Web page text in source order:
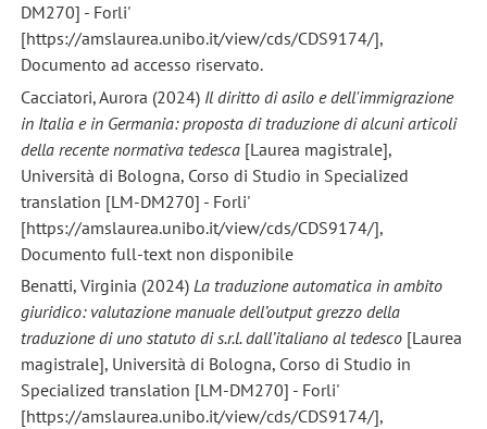
DM270] - Forli'
[https://amslaurea.unibo.it/view/cds/CDS9174/],
Documento ad accesso riservato.
Cacciatori, Aurora (2024) Il diritto di asilo e dell'immigrazione
in Italia e in Germania: proposta di traduzione di alcuni articoli
della recente normativa tedesca [Laurea magistrale],
Università di Bologna, Corso di Studio in Specialized
translation [LM-DM270] - Forli'
[https://amslaurea.unibo.it/view/cds/CDS9174/],
Documento full-text non disponibile
Benatti, Virginia (2024) La traduzione automatica in ambito
giuridico: valutazione manuale dell’output grezzo della
traduzione di uno statuto di s.r.l. dall’italiano al tedesco [Laurea
magistrale], Università di Bologna, Corso di Studio in
Specialized translation [LM-DM270] - Forli'
[https://amslaurea.unibo.it/view/cds/CDS9174/],